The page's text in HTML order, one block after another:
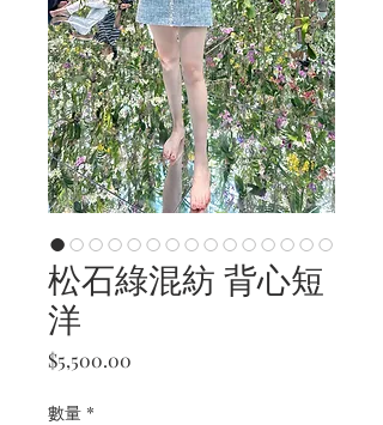
松石綠混紡 背心短
洋
$5,500.00
數量 *